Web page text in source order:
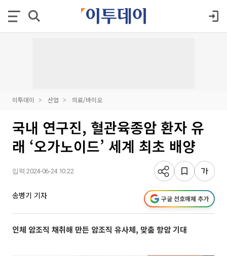
이투데이 산업 의료/바이오
국내 연구진, 혈관육종암 환자 유
래 ‘오가노이드’ 세계 최초 배양
입력 2024-06-24 10:22
송병기 기자 구글 선호매체 추가
인체 암조직 채취해 만든 암조직 유사체, 맞춤 항암 기대